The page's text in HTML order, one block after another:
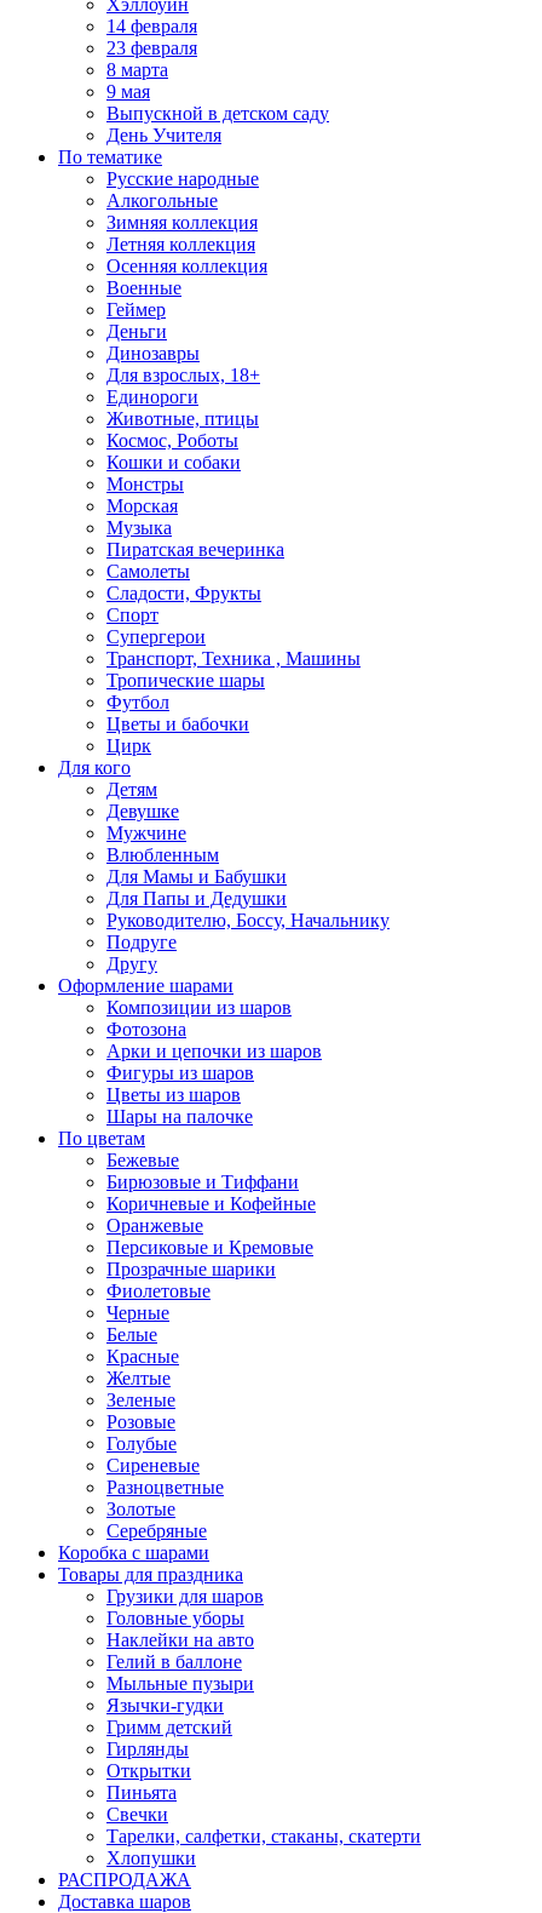
Хэллоуин
14 февраля
23 февраля
8 марта
9 мая
Выпускной в детском саду
День Учителя
По тематике
Русские народные
Алкогольные
Зимняя коллекция
Летняя коллекция
Осенняя коллекция
Военные
Геймер
Деньги
Динозавры
Для взрослых, 18+
Единороги
Животные, птицы
Космос, Роботы
Кошки и собаки
Монстры
Морская
Музыка
Пиратская вечеринка
Самолеты
Сладости, Фрукты
Спорт
Супергерои
Транспорт, Техника , Машины
Тропические шары
Футбол
Цветы и бабочки
Цирк
Для кого
Детям
Девушке
Мужчине
Влюбленным
Для Мамы и Бабушки
Для Папы и Дедушки
Руководителю, Боссу, Начальнику
Подруге
Другу
Оформление шарами
Композиции из шаров
Фотозона
Арки и цепочки из шаров
Фигуры из шаров
Цветы из шаров
Шары на палочке
По цветам
Бежевые
Бирюзовые и Тиффани
Коричневые и Кофейные
Оранжевые
Персиковые и Кремовые
Прозрачные шарики
Фиолетовые
Черные
Белые
Красные
Желтые
Зеленые
Розовые
Голубые
Сиреневые
Разноцветные
Золотые
Серебряные
Коробка с шарами
Товары для праздника
Грузики для шаров
Головные уборы
Наклейки на авто
Гелий в баллоне
Мыльные пузыри
Язычки-гудки
Гримм детский
Гирлянды
Открытки
Пиньята
Свечки
Тарелки, салфетки, стаканы, скатерти
Хлопушки
РАСПРОДАЖА
Доставка шаров